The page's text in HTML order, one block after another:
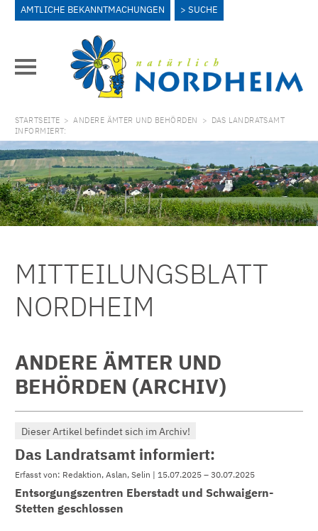
AMTLICHE BEKANNTMACHUNGEN SUCHE
STARTSEITE > ANDERE ÄMTER UND BEHÖRDEN > DAS LANDRATSAMT
INFORMIERT:
MITTEILUNGSBLATT
NORDHEIM
ANDERE ÄMTER UND
BEHÖRDEN (ARCHIV)
Dieser Artikel befindet sich im Archiv!
Das Landratsamt informiert:
Erfasst von: Redaktion, Aslan, Selin | 15.07.2025 – 30.07.2025
Entsorgungszentren Eberstadt und Schwaigern-
Stetten geschlossen